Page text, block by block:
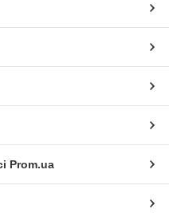
Prom.ua